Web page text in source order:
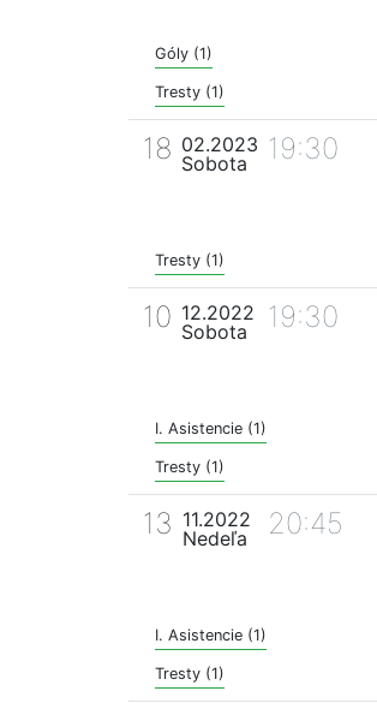
Góly (1)
Tresty (1)
18 02.2023
Sobota
19:30
Tresty (1)
10 12.2022
Sobota
19:30
I. Asistencie (1)
Tresty (1)
13 11.2022
Nedeľa
20:45
I. Asistencie (1)
Tresty (1)